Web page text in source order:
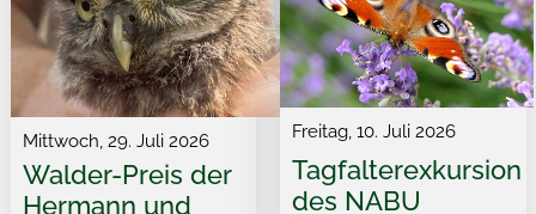
Mittwoch, 29. Juli 2026
Walder-Preis der
Hermann und
Freitag, 10. Juli 2026
Tagfalterexkursion
des NABU